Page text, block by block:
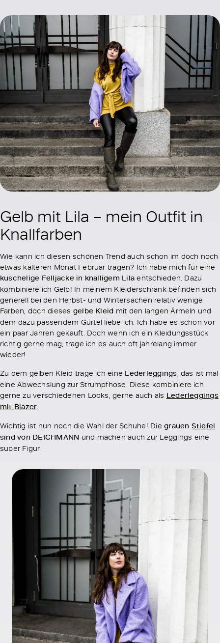
Gelb mit Lila – mein Outfit in
Knallfarben
Wie kann ich diesen schönen Trend auch schon im doch noch
etwas kälteren Monat Februar tragen? Ich habe mich für eine
kuschelige Felljacke in knalligem Lila entschieden. Dazu
kombiniere ich Gelb! In meinem Kleiderschrank befinden sich
generell bei den Herbst- und Wintersachen relativ wenige
Farben, doch dieses gelbe Kleid mit den langen Ärmeln und
dem dazu passendem Gürtel liebe ich. Ich habe es schon vor
ein paar Jahren gekauft. Doch wenn ich ein Kleidungsstück
richtig gerne mag, trage ich es auch oft jahrelang immer
wieder!
Zu dem gelben Kleid trage ich eine Lederleggings , das ist mal
eine Abwechslung zur Strumpfhose. Diese kombiniere ich
gerne zu verschiedenen Looks, gerne auch als Lederleggings
mit Blazer
Wichtig ist nun noch die Wahl der Schuhe! Diegrauen Stiefel
sind von DEICHMANN und machen auch zur Leggings eine
super Figur.